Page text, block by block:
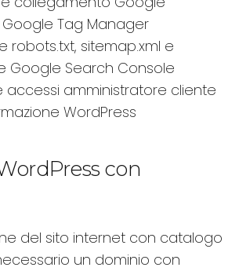
Tag Manager
robots.txt, sitemap.xml e
Google Search Console
accessi amministratore cliente
WordPress
con
del sito internet con catalogo
un dominio con